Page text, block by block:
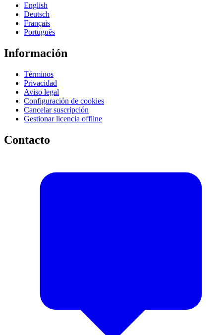
English
Deutsch
Français
Português
Información
Términos
Privacidad
Aviso legal
Configuración de cookies
Cancelar suscripción
Gestionar licencia offline
Contacto